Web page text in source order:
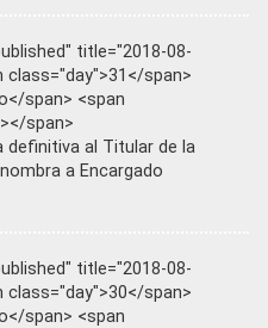
title="2018-08-
class="day">31</span>
span> <span
span>
definitiva al Titular de la
a Encargado
title="2018-08-
class="day">30</span>
span> <span